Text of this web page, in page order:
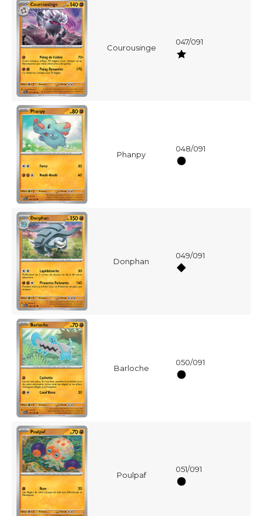
Courousinge
047/091
Phanpy
048/091
Donphan
049/091
Barloche
050/091
Poulpaf
051/091